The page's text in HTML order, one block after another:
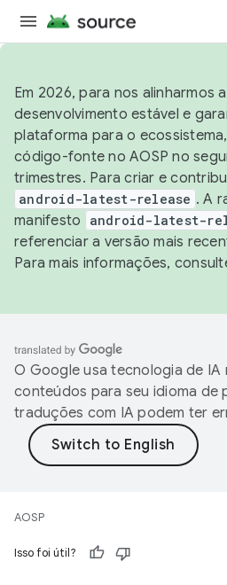
Em 2026, para nos alinharmos
desenvolvimento estável e
plataforma para o
código-fonte no AOSP no
trimestres. Para criar e
android-latest-release . A
manifesto
android-latest-
referenciar a versão mais
Para mais informações,
O Google usa tecnologia de
conteúdos para seu idioma de
traduções com IA podem ter
AOSP
Isso foi útil?